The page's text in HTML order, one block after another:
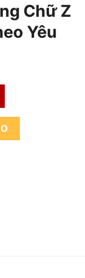
Chữ Z
Yêu